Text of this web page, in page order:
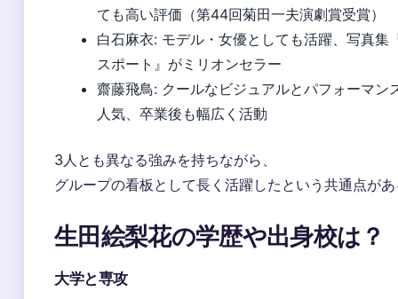
ても高い評価（第44回菊田一夫演劇賞受賞）
白石麻衣: モデル・女優としても活躍、写真集
スポート』がミリオンセラー
齋藤飛鳥: クールなビジュアルとパフォーマン
人気、卒業後も幅広く活動
3人とも異なる強みを持ちながら、
グループの看板として長く活躍したという共通点が
生田絵梨花の学歴や出身校は？
大学と専攻